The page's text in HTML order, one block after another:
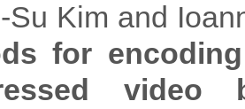
Su Kim and
for
video